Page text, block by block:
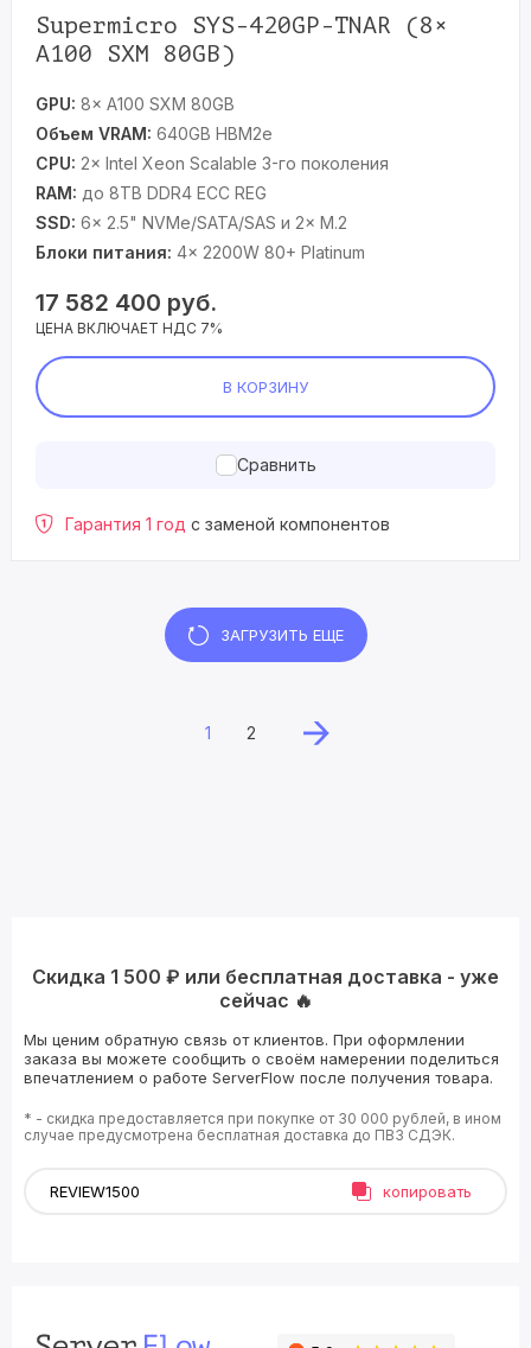
Supermicro SYS-420GP-TNAR (8×
A100 SXM 80GB)
GPU: 8× A100 SXM 80GB
Объем VRAM: 640GB HBM2e
CPU: 2× Intel Xeon Scalable 3-го поколения
RAM: до 8TB DDR4 ECC REG
SSD: 6× 2.5" NVMe/SATA/SAS и 2× M.2
Блоки питания: 4× 2200W 80+ Platinum
17 582 400 руб.
ЦЕНА ВКЛЮЧАЕТ НДС 7%
В КОРЗИНУ
Сравнить
Гарантия 1 год с заменой компонентов
ЗАГРУЗИТЬ ЕЩЕ
1 2
Скидка 1 500 ₽ или бесплатная доставка - уже
сейчас 🔥
Мы ценим обратную связь от клиентов. При оформлении
заказа вы можете сообщить о своём намерении поделиться
впечатлением о работе ServerFlow после получения товара.
* - скидка предоставляется при покупке от 30 000 рублей, в ином
случае предусмотрена бесплатная доставка до ПВЗ СДЭК.
копировать